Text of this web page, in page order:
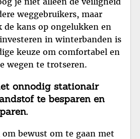
weggebruikers, maar
de kans op ongelukken en
in winterbanden is
keuze om comfortabel en
wegen te trotseren.
onnodig stationair
te besparen en
bewust om te gaan met